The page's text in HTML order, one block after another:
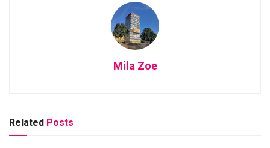
Mila Zoe
Related Posts